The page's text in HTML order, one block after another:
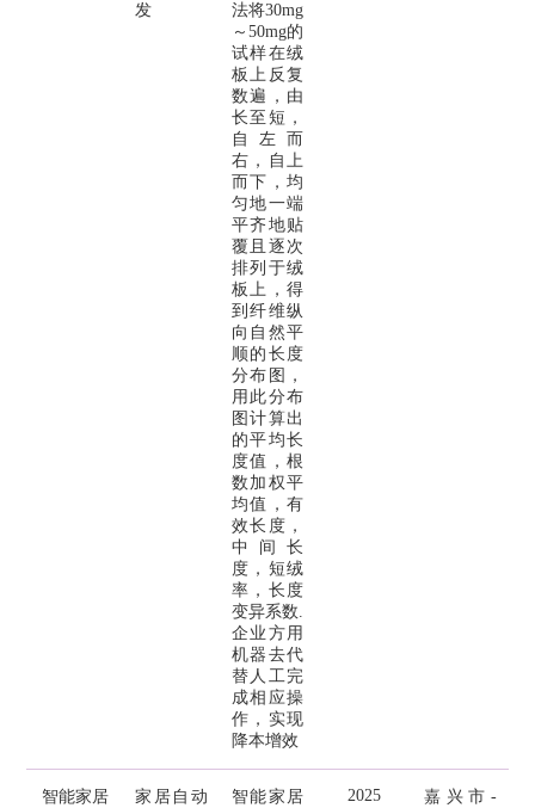
发
法将30mg
～50mg的
试样在绒
板上反复
数遍，由
长至短，
自左而
右，自上
而下，均
匀地一端
平齐地贴
覆且逐次
排列于绒
板上，得
到纤维纵
向自然平
顺的长度
分布图，
用此分布
图计算出
的平均长
度值，根
数加权平
均值，有
效长度，
中间长
度，短绒
率，长度
变异系数.
企业方用
机器去代
替人工完
成相应操
作，实现
降本增效
智能家居 家居自动 智能家居 2025 嘉兴市-